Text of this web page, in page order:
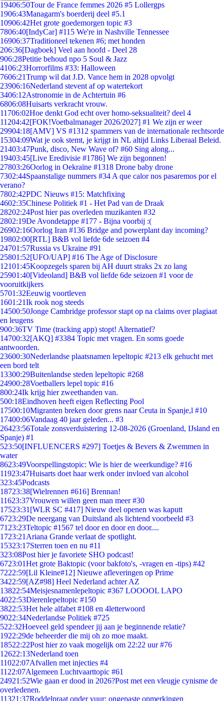
19406:50Tour de France femmes 2026 #5 Lollergps
1906:43Managarm's boerderij deel #5.1
10906:42Het grote goedemorgen topic #3
7806:40[IndyCar] #115 We're in Nashville Tennessee
16906:37Traditioneel tekenen #6; met honden
206:36[Dagboek] Veel aan hoofd - Deel 28
906:28Petitie behoud npo 5 Soul & Jazz
4106:23Horrorfilms #33: Halloween
7606:21Trump wil dat J.D. Vance hem in 2028 opvolgt
23906:16Nederland stevent af op watertekort
3406:12Astronomie in de Achtertuin #6
6806:08Huisarts verkracht vrouw.
11706:02Hoe denkt God echt over homo-seksualiteit? deel 4
11204:42[FOK!Voetbalmanager 2026/2027] #1 We zijn er weer
29904:18[AMV] VS #1312 spammers van de internationale rechtsorde
15304:09Wat je ook stemt, je krijgt in NL altijd Links Liberaal Beleid.
21403:47Punk, disco, New Wave of? #60 Sing along...
19403:45[Live Eredivisie #1786] We zijn begonnen!
27803:26Oorlog in Oekraïne #1318 Drone baby drone
7302:44Spaanstalige nummers #34 A que calor nos pasaremos por el
verano?
7802:42PDC Nieuws #15: Matchfixing
4602:35Chinese Politiek #1 - Het Pad van de Draak
28202:24Post hier pas overleden muzikanten #32
2802:19De Avondetappe #177 - Bijna voorbij :(
26902:16Oorlog Iran #136 Bridge and powerplant day incoming?
19802:00[RTL] B&B vol liefde 6de seizoen #4
24701:57Russia vs Ukraine #91
25801:52[UFO/UAP] #16 The Age of Disclosure
12101:45Koopzegels sparen bij AH duurt straks 2x zo lang
25901:40[Videoland] B&B vol liefde 6de seizoen #1 voor de
vooruitkijkers
5701:32Eeuwig voortleven
1601:21Ik rook nog steeds
14500:50Jonge Cambridge professor stapt op na claims over plagiaat
en leugens
900:36TV Time (tracking app) stopt! Alternatief?
14700:32[AKQ] #3384 Topic met vragen. En soms goede
antwoorden.
23600:30Nederlandse plaatsnamen lepeltopic #213 elk gehucht met
een bord telt
13300:29Buitenlandse steden lepeltopic #268
24900:28Voetballers lepel topic #16
800:24Ik krijg hier zweethanden van.
500:18Eindhoven heeft eigen Reflecting Pool
17500:10Migranten breken door grens naar Ceuta in Spanje,l #10
17400:06Vandaag 40 jaar geleden... #3
26423:56Totale zonsverduistering 12-08-2026 (Groenland, IJsland en
Spanje) #1
523:50[INFLUENCERS #297] Toetjes & Bevers & Zwemmen in
water
8623:49Voorspellingstopic: Wie is hier de weerkundige? #16
11923:47Huisarts doet haar werk onder invloed van alcohol
323:45Podcasts
18723:38[Wielrennen #616] Brennan!
11623:37Vrouwen willen geen man meer #30
17523:31 [WLR SC #417] Nieuw deel openen was kaputt
6723:29De neergang van Duitsland als lichtend voorbeeld #3
71 23:23Teltopic #1567 tel door en door en door....
1723:21 Ariana Grande verlaat de spotlight.
15323:17Sterren toen en nu #11
323:08Post hier je favoriete SHO podcast!
6723:01Het grote Baktopic (voor bakfoto's, -vragen en -tips) #42
7222:59[Lil Kleine#12] Nieuwe afleveringen op Prime
3422:59[AZ#98] Heel Nederland achter AZ
13822:54Meisjesnamenlepeltopic #367 LOOOOL LAPO
4022:53Dierenlepeltopic #150
3822:53Het hele alfabet #108 en 4letterwoord
9022:34Nederlandse Politiek #725
522:32Hoeveel geld spendeer jij aan je beginnende relatie?
1922:29de beheerder die mij oh zo moe maakt.
18522:22Post hier zo vaak mogelijk om 22:22 uur #76
12622:13Nederland toen
11022:07Afvallen met injecties #4
11 22:07Algemeen Luchtvaarttopic #61
24921:52Wie gaan er dood in 2026?Post met een vleugje cynisme de
overledenen.
11321:37Roddelpraat onder vuur: ongepaste opmerkingen